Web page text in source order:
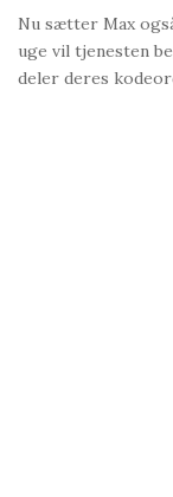
Nu sætter Max
uge vil tjenesten
deler deres